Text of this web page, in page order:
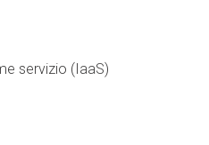
servizio (IaaS)